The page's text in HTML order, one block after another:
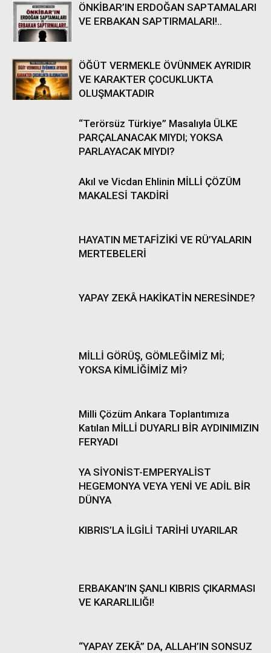
ÖNKİBAR’IN ERDOĞAN SAPTAMALARI
VE ERBAKAN SAPTIRMALARI!..
ÖĞÜT VERMEKLE ÖVÜNMEK AYRIDIR
VE KARAKTER ÇOCUKLUKTA
OLUŞMAKTADIR
“Terörsüz Türkiye” Masalıyla ÜLKE
PARÇALANACAK MIYDI; YOKSA
PARLAYACAK MIYDI?
Akıl ve Vicdan Ehlinin MİLLİ ÇÖZÜM
MAKALESİ TAKDİRİ
HAYATIN METAFİZİKİ VE RÜ’YALARIN
MERTEBELERİ
YAPAY ZEKÂ HAKİKATİN NERESİNDE?
MİLLİ GÖRÜŞ, GÖMLEĞİMİZ Mİ;
YOKSA KİMLİĞİMİZ Mİ?
Milli Çözüm Ankara Toplantımıza
Katılan MİLLİ DUYARLI BİR AYDINIMIZIN
FERYADI
YA SİYONİST-EMPERYALİST
HEGEMONYA VEYA YENİ VE ADİL BİR
DÜNYA
KIBRIS’LA İLGİLİ TARİHİ UYARILAR
ERBAKAN’IN ŞANLI KIBRIS ÇIKARMASI
VE KARARLILIĞI!
“YAPAY ZEKÂ” DA, ALLAH’IN SONSUZ